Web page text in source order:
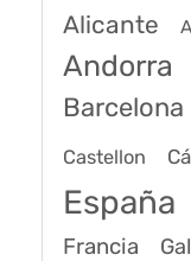
Alicante
Andorra
Barcelona
Castellon
España
Francia